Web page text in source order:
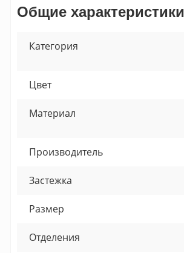
Общие характеристики
Категория
Цвет
Материал
Производитель
Застежка
Размер
Отделения